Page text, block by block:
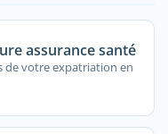
assurance santé
de votre expatriation en